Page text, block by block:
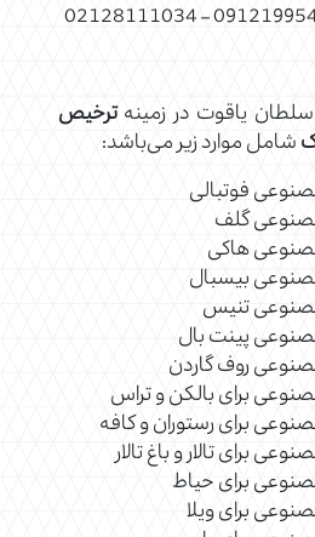
یاقوت در زمینهترخیص
شامل موارد زیر می‌باشد:
فوتبالی
گلف
هاکی
بیسبال
تنیس
پینت بال
روف گاردن
برای بالکن و تراس
برای رستوران و کافه
برای تالار و باغ تالار
برای حیاط
برای ویلا